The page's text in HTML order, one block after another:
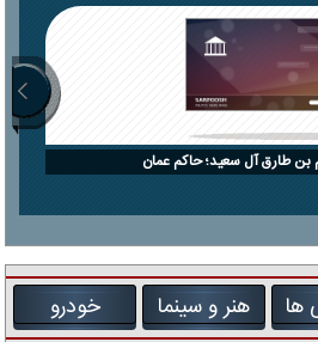
بن طارق آل سعید؛ حاکم عمان
ها هنر و سینما خودرو